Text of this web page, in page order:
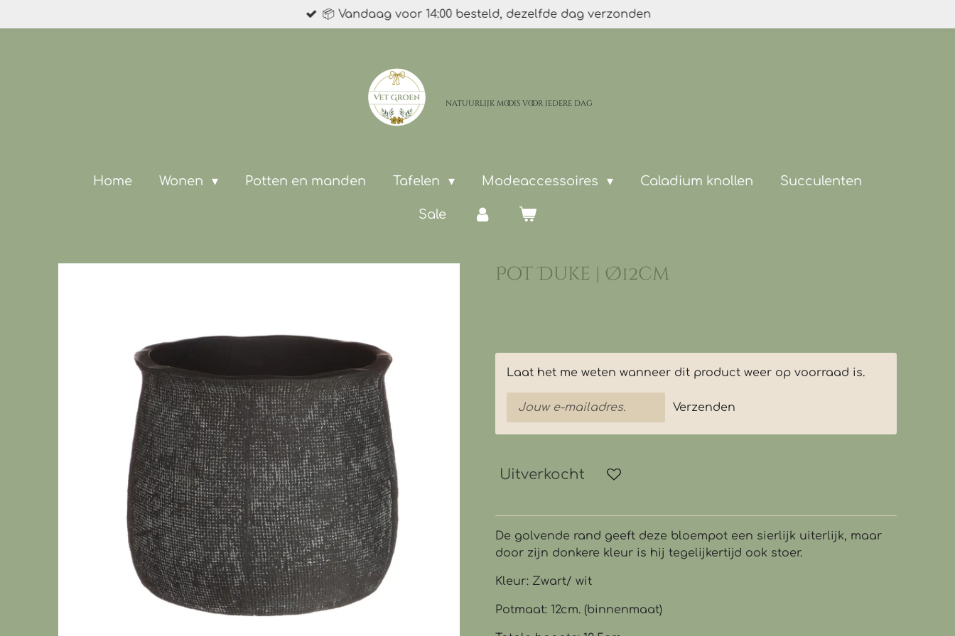
direct
📦 Vandaag voor 14:00 besteld, dezelfde dag verzonden
natuurlijk moois voor iedere dag
Home Wonen Potten en manden Tafelen Modeaccessoires Caladium knollen Succulenten
Sale
Pot Duke | Ø12cm
Laat het me weten wanneer dit product weer op voorraad is.
Verzenden
Uitverkocht
De golvende rand geeft deze bloempot een sierlijk uiterlijk, maar
door zijn donkere kleur is hij tegelijkertijd ook stoer.
Kleur: Zwart/ wit
Potmaat: 12cm. (binnenmaat)